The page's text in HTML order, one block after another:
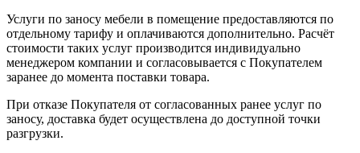
Услуги по заносу мебели в помещение предоставляются по
отдельному тарифу и оплачиваются дополнительно. Расчёт
стоимости таких услуг производится индивидуально
менеджером компании и согласовывается с Покупателем
заранее до момента поставки товара.
При отказе Покупателя от согласованных ранее услуг по
заносу, доставка будет осуществлена до доступной точки
разгрузки.